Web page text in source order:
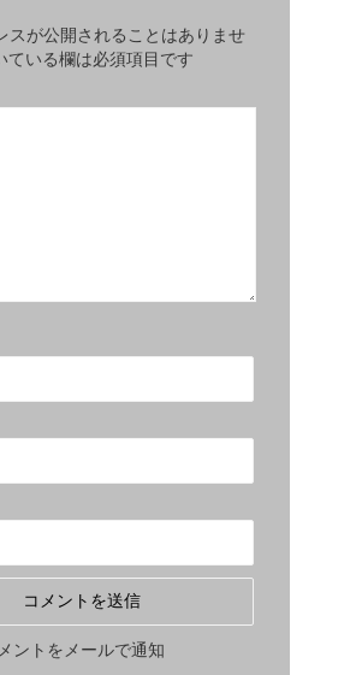
スが公開されることはありませ
ている欄は必須項目です
ントをメールで通知